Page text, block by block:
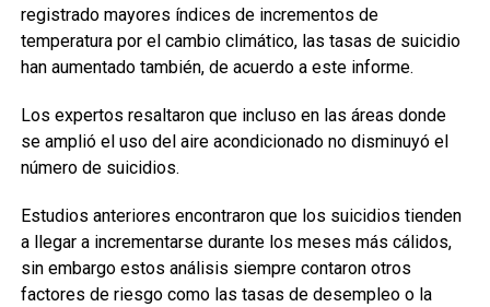
registrado mayores índices de incrementos de
temperatura por el cambio climático, las tasas de suicidio
han aumentado también, de acuerdo a este informe.
Los expertos resaltaron que incluso en las áreas donde
se amplió el uso del aire acondicionado no disminuyó el
número de suicidios.
Estudios anteriores encontraron que los suicidios tienden
a llegar a incrementarse durante los meses más cálidos,
sin embargo estos análisis siempre contaron otros
factores de riesgo como las tasas de desempleo o la